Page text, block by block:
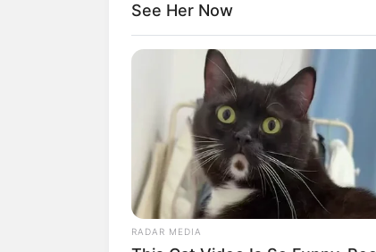
Iniciar sesión en WhatsApp
este momento. Para
necesario escanear el
es crucial para vincular tu
permitiendo acceder a sus
See Her Now
RADAR MEDIA